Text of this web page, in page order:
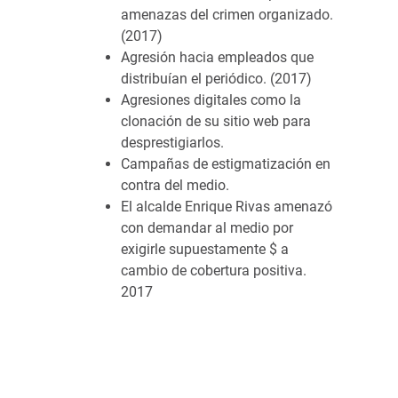
amenazas del crimen organizado.
(2017)
Agresión hacia empleados que
distribuían el periódico. (2017)
Agresiones digitales como la
clonación de su sitio web para
desprestigiarlos.
Campañas de estigmatización en
contra del medio.
El alcalde Enrique Rivas amenazó
con demandar al medio por
exigirle supuestamente $ a
cambio de cobertura positiva.
2017